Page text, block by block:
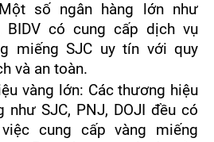
số ngân hàng lớn như
BIDV có cung cấp dịch vụ
miếng SJC uy tín với quy
và an toàn.
vàng lớn: Các thương hiệu
như SJC, PNJ, DOJI đều có
cung cấp vàng miếng